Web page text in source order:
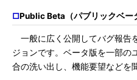
□Public Beta（パブリックベー
一般に広く公開してバグ報告
ジョンです。ベータ版を一部の
合の洗い出し、機能要望などを